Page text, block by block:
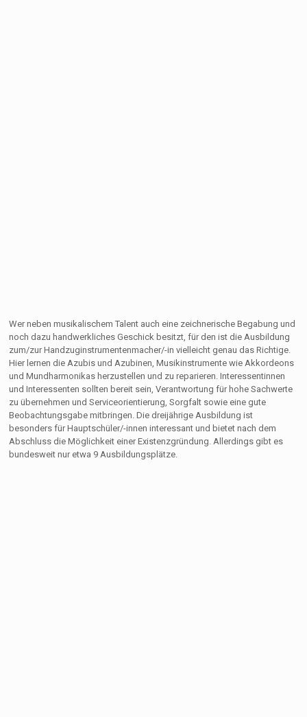
Wer neben musikalischem Talent auch eine zeichnerische Begabung und
noch dazu handwerkliches Geschick besitzt, für den ist die Ausbildung
zum/zur Handzuginstrumentenmacher/-in vielleicht genau das Richtige.
Hier lernen die Azubis und Azubinen, Musikinstrumente wie Akkordeons
und Mundharmonikas herzustellen und zu reparieren. Interessentinnen
und Interessenten sollten bereit sein, Verantwortung für hohe Sachwerte
zu übernehmen und Serviceorientierung, Sorgfalt sowie eine gute
Beobachtungsgabe mitbringen. Die dreijährige Ausbildung ist
besonders für Hauptschüler/-innen interessant und bietet nach dem
Abschluss die Möglichkeit einer Existenzgründung. Allerdings gibt es
bundesweit nur etwa 9 Ausbildungsplätze.